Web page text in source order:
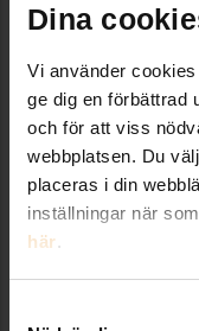
Dina
Vi använder
ge dig en förbättrad
och för att viss
webbplatsen. Du
placeras i din
inställningar när
här.
Juridik
795/